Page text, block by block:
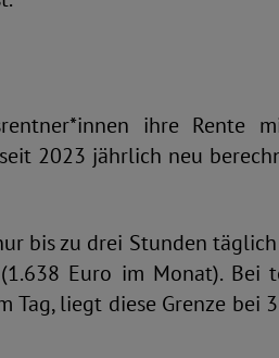
ihre Rente
2023 jährlich neu
bis zu drei Stunden
Euro im Monat). Bei
Tag, liegt diese Grenze bei